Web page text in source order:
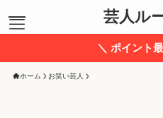
ホーム
芸人ル
＼ ポイント
ホーム お笑い芸人